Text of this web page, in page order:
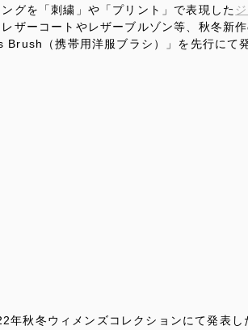
グを「刺繍」や「プリント」で表現した
ザーコートやレザーブルゾン等、秋冬新
（携帯用洋服ブラシ）」を先行にて
秋冬ウィメンズコレクションにて発表し